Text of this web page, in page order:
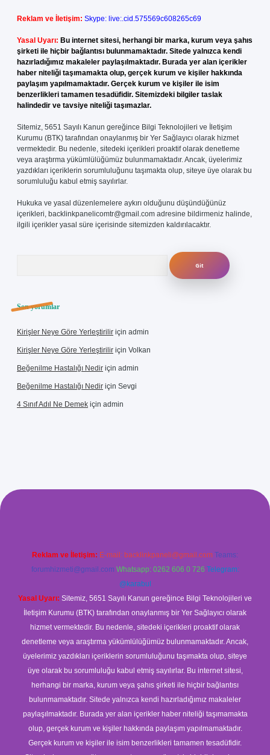
Reklam ve İletişim: Skype: live:.cid.575569c608265c69
Yasal Uyarı: Bu internet sitesi, herhangi bir marka, kurum veya şahıs
şirketi ile hiçbir bağlantısı bulunmamaktadır. Sitede yalnızca kendi
hazırladığımız makaleler paylaşılmaktadır. Burada yer alan içerikler
haber niteliği taşımamakta olup, gerçek kurum ve kişiler hakkında
paylaşım yapılmamaktadır. Gerçek kurum ve kişiler ile isim
benzerlikleri tamamen tesadüfidir. Sitemizdeki bilgiler taslak
halindedir ve tavsiye niteliği taşımazlar.
Sitemiz, 5651 Sayılı Kanun gereğince Bilgi Teknolojileri ve İletişim
Kurumu (BTK) tarafından onaylanmış bir Yer Sağlayıcı olarak hizmet
vermektedir. Bu nedenle, sitedeki içerikleri proaktif olarak denetleme
veya araştırma yükümlülüğümüz bulunmamaktadır. Ancak, üyelerimiz
yazdıkları içeriklerin sorumluluğunu taşımakta olup, siteye üye olarak bu
sorumluluğu kabul etmiş sayılırlar.
Hukuka ve yasal düzenlemelere aykırı olduğunu düşündüğünüz
içerikleri, backlinkpanelicomtr@gmail.com adresine bildirmeniz halinde,
ilgili içerikler yasal süre içerisinde sitemizden kaldırılacaktır.
Son yorumlar
Kirişler Neye Göre Yerleştirilir için admin
Kirişler Neye Göre Yerleştirilir için Volkan
Beğenilme Hastalığı Nedir için admin
Beğenilme Hastalığı Nedir için Sevgi
4 Sınıf Adıl Ne Demek için admin
Reklam ve İletişim: E-mail: backlinkpaneli@gmail.com Teams:
forumhizmeti@gmail.com Whatsapp: 0262 606 0 726 Telegram:
@karabul
Yasal Uyarı: Sitemiz, 5651 Sayılı Kanun gereğince Bilgi Teknolojileri ve
İletişim Kurumu (BTK) tarafından onaylanmış bir Yer Sağlayıcı olarak
hizmet vermektedir. Bu nedenle, sitedeki içerikleri proaktif olarak
denetleme veya araştırma yükümlülüğümüz bulunmamaktadır. Ancak,
üyelerimiz yazdıkları içeriklerin sorumluluğunu taşımakta olup, siteye
üye olarak bu sorumluluğu kabul etmiş sayılırlar. Bu internet sitesi,
herhangi bir marka, kurum veya şahıs şirketi ile hiçbir bağlantısı
bulunmamaktadır. Sitede yalnızca kendi hazırladığımız makaleler
paylaşılmaktadır. Burada yer alan içerikler haber niteliği taşımamakta
olup, gerçek kurum ve kişiler hakkında paylaşım yapılmamaktadır.
Gerçek kurum ve kişiler ile isim benzerlikleri tamamen tesadüfidir.